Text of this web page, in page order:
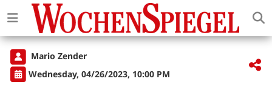
Mario Zender
Wednesday, 04/26/2023, 10:00 PM